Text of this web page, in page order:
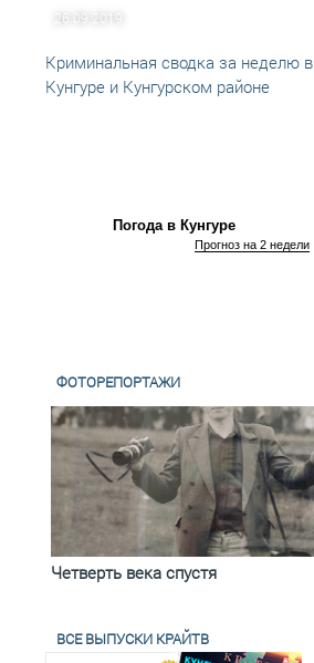
26.09.2019
Криминальная сводка за неделю в
Кунгуре и Кунгурском районе
Погода в Кунгуре
Прогноз на 2 недели
ФОТОРЕПОРТАЖИ
Четверть века спустя
ВСЕ ВЫПУСКИ КРАЙТВ